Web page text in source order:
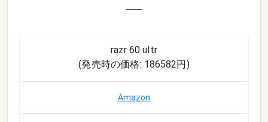
razr 60 ultr
(発売時の価格: 186582円)
Amazon